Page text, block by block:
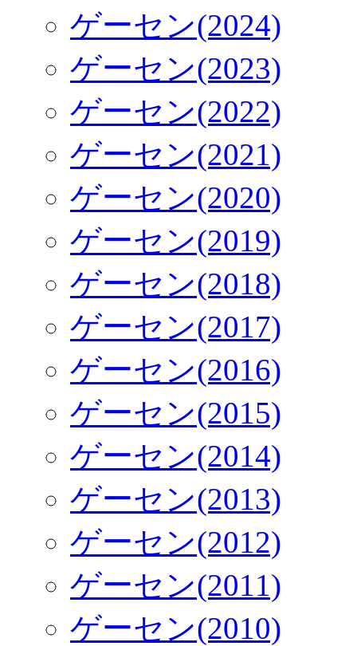
ゲーセン(2024)
ゲーセン(2023)
ゲーセン(2022)
ゲーセン(2021)
ゲーセン(2020)
ゲーセン(2019)
ゲーセン(2018)
ゲーセン(2017)
ゲーセン(2016)
ゲーセン(2015)
ゲーセン(2014)
ゲーセン(2013)
ゲーセン(2012)
ゲーセン(2011)
ゲーセン(2010)